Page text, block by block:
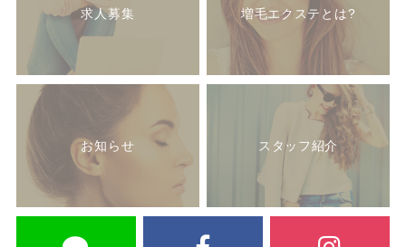
求人募集 増毛エクステとは?
お知らせ スタッフ紹介